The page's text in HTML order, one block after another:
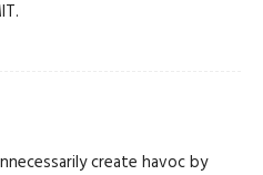
create havoc by